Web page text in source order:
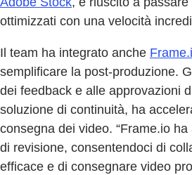
ottimizzati con una velocità
Il team ha integrato anche
semplificare la post-produzione.
dei feedback e alle approvazioni
soluzione di continuità, ha
consegna dei video. “Frame.io
di revisione, consentendoci di
efficace e di consegnare video